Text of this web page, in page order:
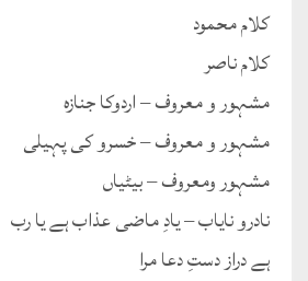
کلام محمود
کلام ناصر
مشہور و معروف – اردوکا جنازہ
مشہور و معروف – خسرو کی پہیلی
مشہور ومعروف – بیٹیاں
نادرو نایاب – یادِ ماضی عذاب ہے یا رب
ہے دراز دستِ دعا مرا